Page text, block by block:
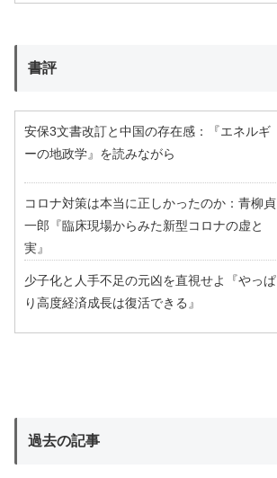
書評
安保3文書改訂と中国の存在感：『エネルギ
ーの地政学』を読みながら
コロナ対策は本当に正しかったのか：青柳貞
一郎『臨床現場からみた新型コロナの虚と
実』
少子化と人手不足の元凶を直視せよ『やっぱ
り高度経済成長は復活できる』
過去の記事